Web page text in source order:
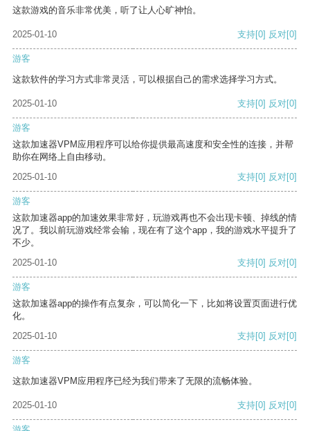
这款游戏的音乐非常优美，听了让人心旷神怡。
2025-01-10 支持[0] 反对[0]
游客
这款软件的学习方式非常灵活，可以根据自己的需求选择学习方式。
2025-01-10 支持[0] 反对[0]
游客
这款加速器VPM应用程序可以给你提供最高速度和安全性的连接，并帮
助你在网络上自由移动。
2025-01-10
支持[0] 反对[0]
游客
这款加速器app的加速效果非常好，玩游戏再也不会出现卡顿、掉线的情
况了。我以前玩游戏经常会输，现在有了这个app，我的游戏水平提升了
不少。
2025-01-10
支持[0] 反对[0]
游客
这款加速器app的操作有点复杂，可以简化一下，比如将设置页面进行优
化。
2025-01-10
支持[0] 反对[0]
游客
这款加速器VPM应用程序已经为我们带来了无限的流畅体验。
2025-01-10 支持[0] 反对[0]